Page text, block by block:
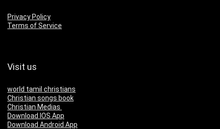
Privacy Policy
Terms of Service
Visit us
world tamil christians
Christian songs book
Christian Medias
Download IOS App
Download Android App